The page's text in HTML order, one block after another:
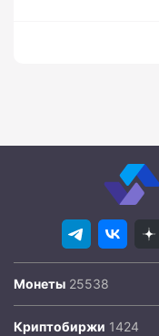
Монеты
Криптобиржи